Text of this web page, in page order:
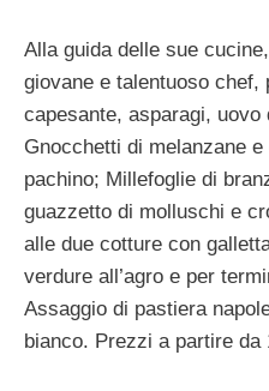
Alla guida delle sue cucine,
giovane e talentuoso chef,
capesante, asparagi, uovo
Gnocchetti di melanzane
pachino; Millefoglie di
guazzetto di molluschi e
alle due cotture con
verdure all’agro e per
Assaggio di pastiera
bianco. Prezzi a partire da